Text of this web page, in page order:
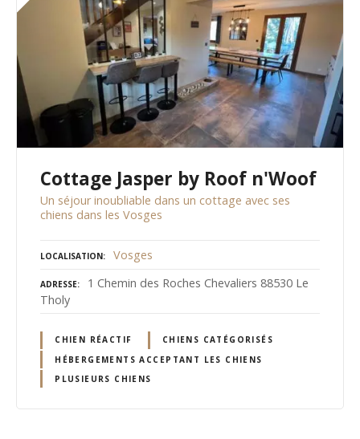
Cottage Jasper by Roof n'Woof
Un séjour inoubliable dans un cottage avec ses
chiens dans les Vosges
LOCALISATION Vosges
ADRESSE
1 Chemin des Roches Chevaliers 88530 Le
Tholy
CHIEN RÉACTIF
CHIENS CATÉGORISÉS
HÉBERGEMENTS ACCEPTANT LES CHIENS
PLUSIEURS CHIENS